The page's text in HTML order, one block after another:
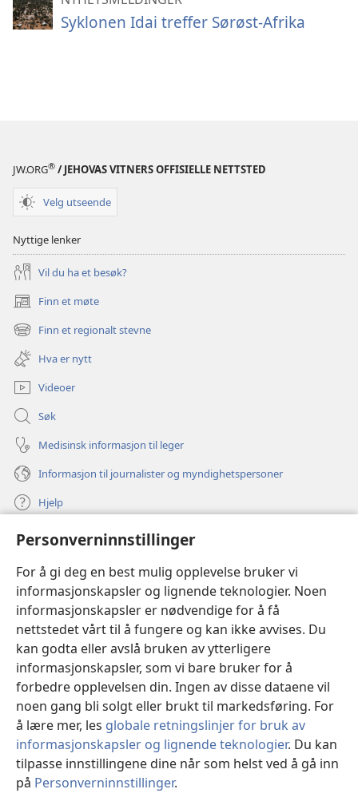
Personverninnstillinger
For å gi deg en best mulig opplevelse bruker vi
informasjonskapsler og lignende teknologier. Noen
informasjonskapsler er nødvendige for å få
nettstedet vårt til å fungere og kan ikke avvises. Du
kan godta eller avslå bruken av ytterligere
informasjonskapsler, som vi bare bruker for å
forbedre opplevelsen din. Ingen av disse dataene vil
noen gang bli solgt eller brukt til markedsføring. For
å lære mer, les globale retningslinjer for bruk av
informasjonskapsler og lignende teknologier. Du kan
tilpasse innstillingene dine når som helst ved å gå inn
på Personverninnstillinger.
Syklonen Idai treffer Sørøst-Afrika
JW.ORG® / JEHOVAS VITNERS OFFISIELLE NETTSTED
Velg utseende
Nyttige lenker
Vil du ha et besøk?
Finn et møte
(åpner
nytt
vindu)
Finn et regionalt stevne
(åpner
nytt
vindu)
Hva er nytt
Videoer
Søk
Medisinsk informasjon til leger
Informasjon til journalister og myndighetspersoner
Hjelp
Bidrag
(åpner
nytt
vindu)Watchtower ONLINE LIBRARY™
(åpner
nytt
vindu) JW Hub ®
(åpner
nytt
vindu)JW Library ®
Watchtower Library
Copyright
© 2026 Watch Tower Bible and Tract Society of Pennsylvania.
VILKÅR FOR BRUK| PERSONVERN